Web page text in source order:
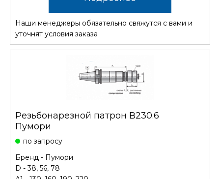
Наши менеджеры обязательно свяжутся с вами и
уточнят условия заказа
Резьбонарезной патрон В230.6
Пумори
по запросу
Бренд - Пумори
D - 38, 56, 78